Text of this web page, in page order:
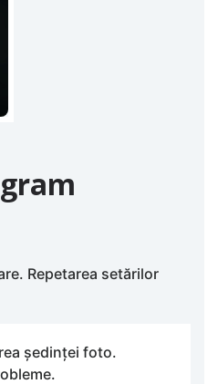
Repetarea setărilor
ședinței foto.